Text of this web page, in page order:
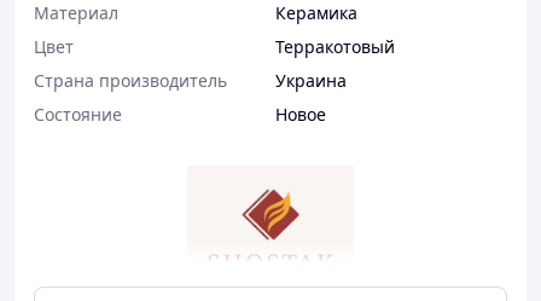
Материал
Керамика
Цвет
Терракотовый
Страна производитель
Украина
Состояние
Новое